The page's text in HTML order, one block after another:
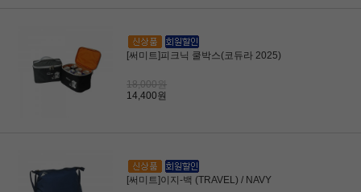
[써미트]피크닉 쿨박스(코듀라 2025)
18,000원
14,400원
[써미트]이지-백 (TRAVEL) / NAVY